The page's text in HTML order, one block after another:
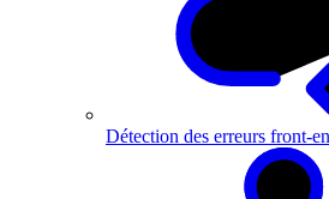
Détection des erreurs front-